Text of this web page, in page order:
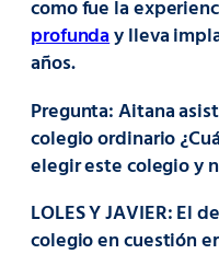
como fue la
profunday lleva
años.
Pregunta: Aitana
colegio ordinario
elegir este colegio y
LOLES Y JAVIER:El
colegio en cuestión